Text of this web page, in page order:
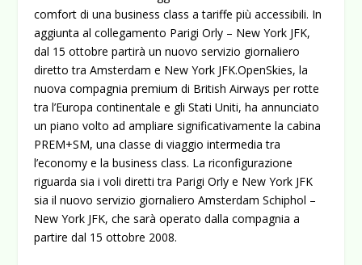
comfort di una business class a tariffe più accessibili. In
aggiunta al collegamento Parigi Orly – New York JFK,
dal 15 ottobre partirà un nuovo servizio giornaliero
diretto tra Amsterdam e New York JFK.OpenSkies, la
nuova compagnia premium di British Airways per rotte
tra l’Europa continentale e gli Stati Uniti, ha annunciato
un piano volto ad ampliare significativamente la cabina
PREM+SM, una classe di viaggio intermedia tra
l’economy e la business class. La riconfigurazione
riguarda sia i voli diretti tra Parigi Orly e New York JFK
sia il nuovo servizio giornaliero Amsterdam Schiphol –
New York JFK, che sarà operato dalla compagnia a
partire dal 15 ottobre 2008.